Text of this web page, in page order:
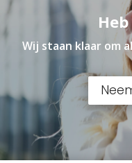
Wij staan klaar om